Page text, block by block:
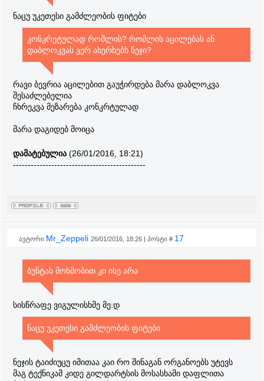
ნაცუ უკეთესი გამძლეობის ფიტები
კონკრეტულად რომლის? რომლის აცილებას ან
დაბლოკვას ვერ ახერხებს ნეჯი?
რავი ბევრია აცილებით გაუჭირდება მარა დაბლოკვა
შესაძლებელია
ჩხრეკვა მეზარება კონკრტულად
მარა დაგიდებ მოიცა
დამატებულია (26/01/2016, 18:21)
---------------------------------------------
ავტორი Mr_Zeppeli 26/01/2016, 18:26 | პოსტი # 17
ბუნტას მოხმობით კი ისე არა
სისწრაფე ვიგულისხმე მე:დ
ნაცუ უკეთესი გამძლეობის ფიტები
ნეჯის ტაიძიუცუ იმითაა კაი რო შინაგან ორგანოებს უტევს
მაგ ტექნიკამ კიდე გილდარტსის მოსასხამი დაფლითა